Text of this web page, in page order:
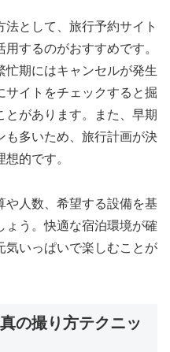
として、旅行予約サイト
するのがおすすめです。
忙期にはキャンセルが発生
サイトをチェックすると掘
とがあります。また、早期
も多いため、旅行計画が決
的です。
や人数、希望する設備を基
ょう。快適な宿泊環境が確
気いっぱいで楽しむことが
の撮り方テクニッ